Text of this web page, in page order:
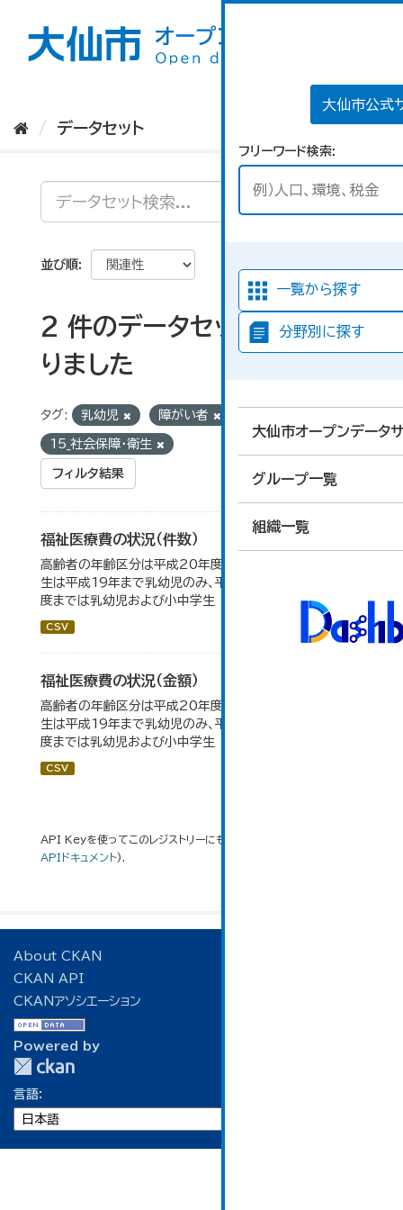
大仙市公式
フリーワード検索
一覧から探す
分野別に探す
大仙市オープンデータ
グループ一覧
組織一覧
データセット
並び順
2 件のデータセットが見つか
りました
タグ: 乳幼児 障がい者
15_社会保障・衛生
フィルタ結果
福祉医療費の状況（件数）
高齢者の年齢区分は平成20年度から変更 乳幼児・小中高
生は平成19年まで乳幼児のみ、平成20年度から令和元年
度までは乳幼児および小中学生
CSV
福祉医療費の状況（金額）
高齢者の年齢区分は平成20年度から変更 乳幼児・小中高
生は平成19年まで乳幼児のみ、平成20年度から令和元年
度までは乳幼児および小中学生
CSV
API Keyを使ってこのレジストリーにもアクセス可能です
APIドキュメント).
About CKAN
CKAN API
CKANアソシエーション
Powered by
言語